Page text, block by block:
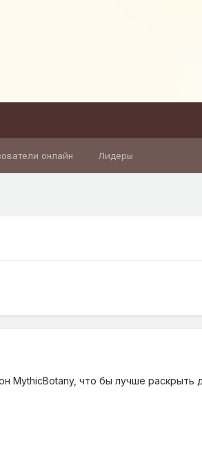
онлайн Лидеры
MythicBotany, что бы лучше раскрыть